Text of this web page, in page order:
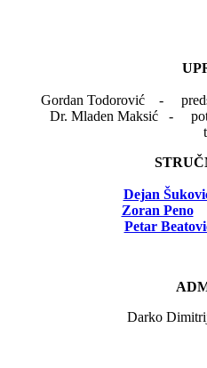
Gordan Todorović -
Maksić -
Dejan
Zoran Peno-
Petar
Darko